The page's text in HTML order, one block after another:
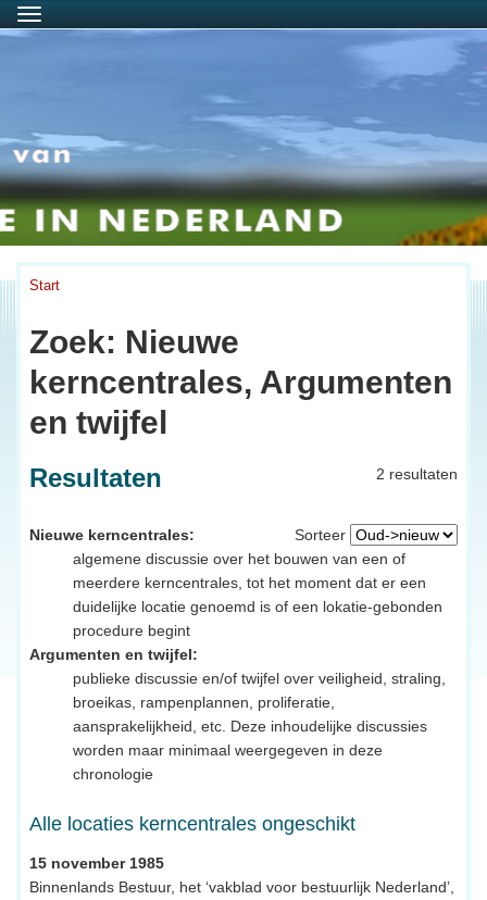
Menu
Start
Zoek: Nieuwe
kerncentrales, Argumenten
en twijfel
2 resultaten
Resultaten
Sorteer
Nieuwe kerncentrales:
algemene discussie over het bouwen van een of
meerdere kerncentrales, tot het moment dat er een
duidelijke locatie genoemd is of een lokatie-gebonden
procedure begint
Argumenten en twijfel:
publieke discussie en/of twijfel over veiligheid, straling,
broeikas, rampenplannen, proliferatie,
aansprakelijkheid, etc. Deze inhoudelijke discussies
worden maar minimaal weergegeven in deze
chronologie
Alle locaties kerncentrales ongeschikt
15 november 1985
Binnenlands Bestuur, het ‘vakblad voor bestuurlijk Nederland’,